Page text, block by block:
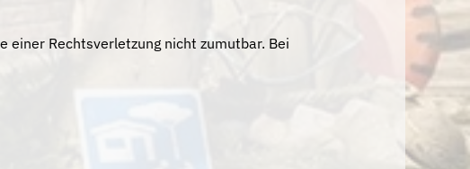
Rechtsverletzung nicht zumutbar. Bei